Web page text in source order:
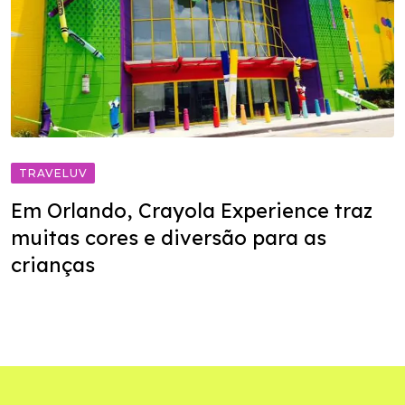
TRAVELUV
Em Orlando, Crayola Experience traz
muitas cores e diversão para as
crianças